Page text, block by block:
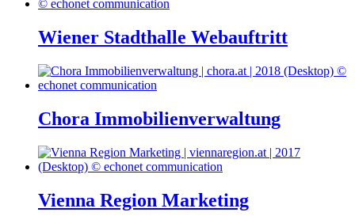
Wiener Stadthalle Webauftritt
Chora Immobilienverwaltung
Vienna Region Marketing